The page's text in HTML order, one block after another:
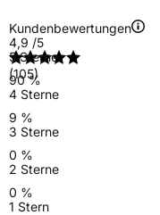
Kundenbewertungen
4,9 /5
(105)
5 Sterne
90 %
4 Sterne
9 %
3 Sterne
0 %
2 Sterne
0 %
1 Stern